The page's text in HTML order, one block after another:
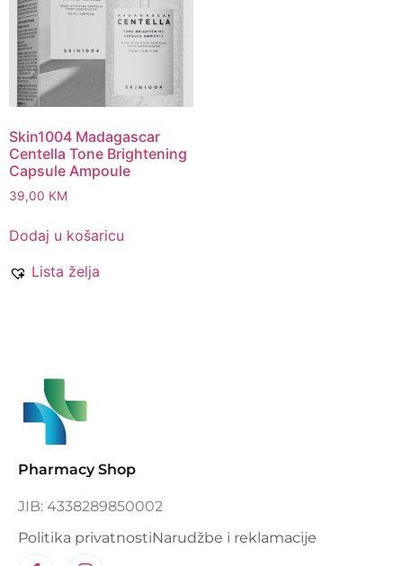
Skin1004 Madagascar
Centella Tone Brightening
Capsule Ampoule
39,00 KM
Dodaj u košaricu
Lista želja
Pharmacy Shop
JIB: 4338289850002
Politika privatnostiNarudžbe i reklamacije